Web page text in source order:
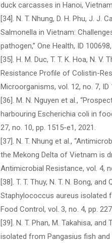
duck carcasses in Hanoi,
[34]. N. T. Nhung, D. H. Phu, J. J.
Salmonella in Vietnam:
pathogen,” One Health, ID
[35]. H. M. Duc, T. T. K. Hoa, N.
Resistance Profile of Colistin-
Microorganisms, vol. 12, no. 7, ID
[36]. M. N. Nguyen et al.,
harbouring Escherichia coli in
27, no. 10, pp. 1515-e1, 2021.
[37]. N. T. Nhung et al.,
the Mekong Delta of Vietnam is
Antimicrobial Resistance, vol. 4,
[38]. T. T. Thuy, N. T. N. Bong,
Staphylococcus aureus isolated
Food Control, vol. 3, no. 4, pp.
[39]. N. T. Phan, M. Takahisa,
isolated from Pangasius fish and